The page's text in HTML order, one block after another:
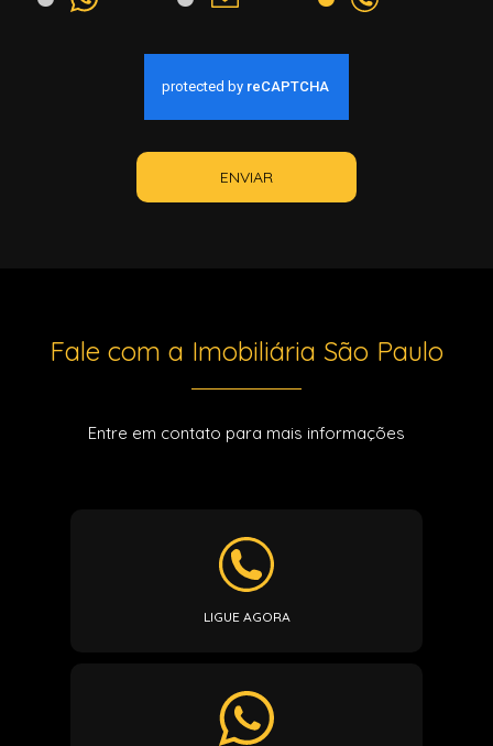
ENVIAR
Fale com a Imobiliária São Paulo
Entre em contato para mais informações
LIGUE AGORA